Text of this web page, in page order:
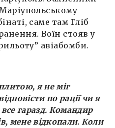
саме там Гліб
Воїн стояв у
авіабомби.
я не міг
по рації чи я
гаразд. Командир
мене відкопали. Коли